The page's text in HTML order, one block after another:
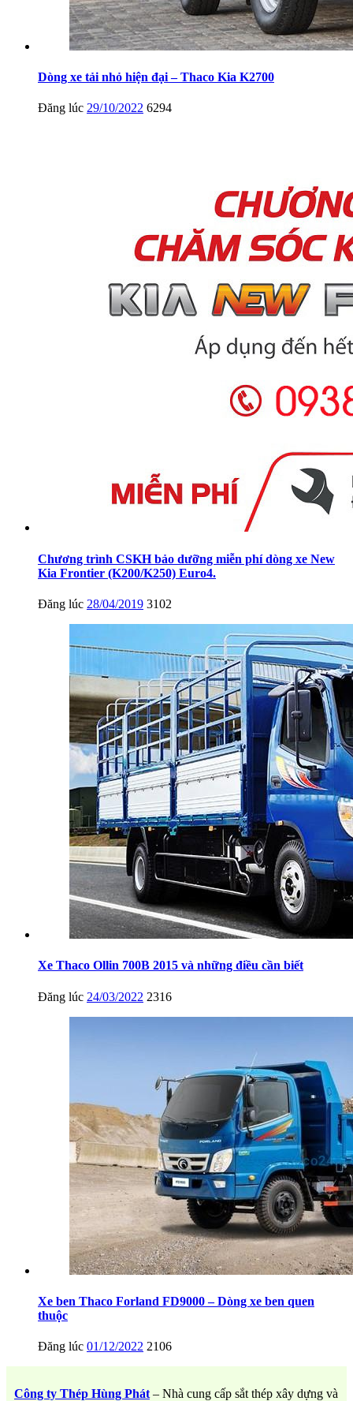
Dòng xe tải nhỏ hiện đại – Thaco Kia K2700
Đăng lúc 29/10/2022 6294
Chương trình CSKH bảo dưỡng miễn phí dòng xe New
Kia Frontier (K200/K250) Euro4.
Đăng lúc 28/04/2019 3102
Xe Thaco Ollin 700B 2015 và những điều cần biết
Đăng lúc 24/03/2022 2316
Xe ben Thaco Forland FD9000 – Dòng xe ben quen
thuộc
Đăng lúc 01/12/2022 2106
Công ty Thép Hùng Phát – Nhà cung cấp sắt thép xây dựng và